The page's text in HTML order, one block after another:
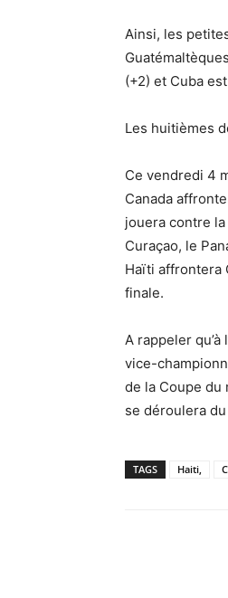
Ainsi, les
(+2) et Cuba
Les huitièmes
Ce vendredi 4
Canada
jouera contre
Curaçao, le
Haïti affrontera
finale.
A rappeler
vice-
de la Coupe du
se déroulera
TAGS Haiti,